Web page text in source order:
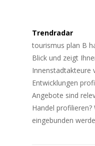
Trendradar
tourismus plan B
Blick und zeigt
Innenstadtakteure
Entwicklungen
Angebote sind
Handel profilieren?
eingebunden